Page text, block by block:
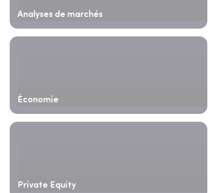
Analyses de marchés
Économie
Private Equity